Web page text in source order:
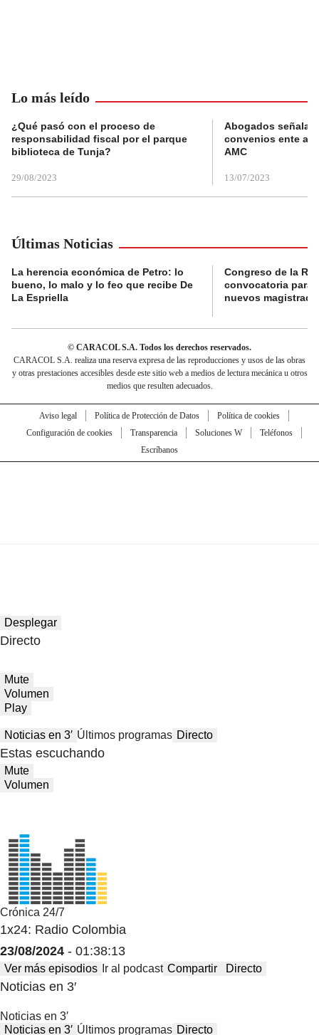
Lo más leído
¿Qué pasó con el proceso de
responsabilidad fiscal por el parque
biblioteca de Tunja?
29/08/2023
Abogados
convenios ente
AMC
13/07/2023
Últimas Noticias
La herencia económica de Petro: lo
bueno, lo malo y lo feo que recibe De
La Espriella
Congreso de la
convocatoria para
nuevos
© CARACOL S.A. Todos los derechos reservados.
CARACOL S.A. realiza una reserva expresa de las reproducciones y usos de las obras
y otras prestaciones accesibles desde este sitio web a medios de lectura mecánica u otros
medios que resulten adecuados.
Aviso legal Política de Protección de Datos
Política de cookies
Configuración de cookies
Transparencia Soluciones W
Teléfonos
Escríbanos
Desplegar
Directo
Mute
Volumen
Play
Noticias en 3′ Últimos programas Directo
Estas escuchando
Mute
Volumen
Crónica 24/7
1x24: Radio Colombia
23/08/2024 - 01:38:13
Ver más episodios Ir al podcast Compartir Directo
Noticias en 3′
Noticias en 3′
Noticias en 3′ Últimos programas Directo